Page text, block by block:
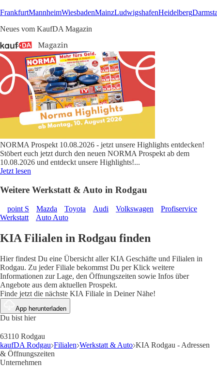
FrankfurtMannheimWiesbadenMainzLudwigshafenHeidelberg
Neues vom KaufDA Magazin
NORMA Prospekt 10.08.2026 - jetzt unsere Highlights entdecken!
Stöbert euch jetzt durch den neuen NORMA Prospekt ab dem
10.08.2026 und entdeckt unsere Highlights!...
Jetzt lesen
Weitere Werkstatt & Auto in Rodgau
point S Mazda Toyota Audi Volkswagen
Profiservice
Werkstatt
Auto Auto
KIA Filialen in Rodgau finden
Hier findest Du eine Übersicht aller KIA Geschäfte und Filialen in
Rodgau. Zu jeder Filiale bekommst Du per Klick weitere
Informationen zur Lage, den Öffnungszeiten sowie Infos über
Angebote aus dem aktuellen Prospekt.
Finde jetzt die nächste KIA Filiale in Deiner Nähe!
App herunterladen
Du bist hier
63110 Rodgau
kaufDA Rodgau Filialen Werkstatt & Auto KIA Rodgau - Adressen
& Öffnungszeiten
Unternehmen